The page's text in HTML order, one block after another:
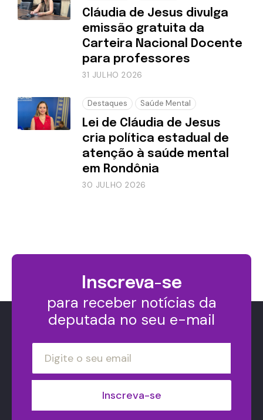
Cláudia de Jesus divulga
emissão gratuita da
Carteira Nacional Docente
para professores
31 JULHO 2026
Destaques Saúde Mental
Lei de Cláudia de Jesus
cria política estadual de
atenção à saúde mental
em Rondônia
30 JULHO 2026
Inscreva-se
para receber notícias da
deputada no seu e-mail